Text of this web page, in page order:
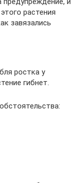
растения
завязались
ростка у
гибнет.